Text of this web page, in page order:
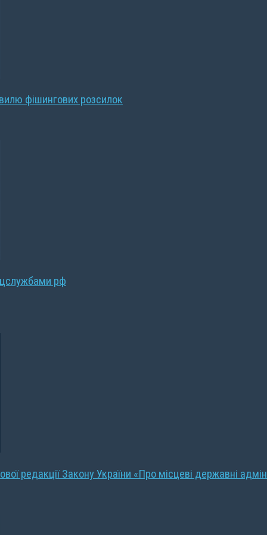
фішингових розсилок
рф
редакції Закону України «Про місцеві державні